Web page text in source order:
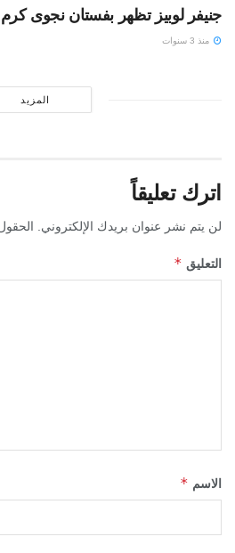
جنيفر لوبيز تظهر بفستان نجوى كرم
منذ 3 سنوات
المزيد
اترك تعليقاً
لن يتم نشر عنوان بريدك الإلكتروني.
التعليق *
الاسم *